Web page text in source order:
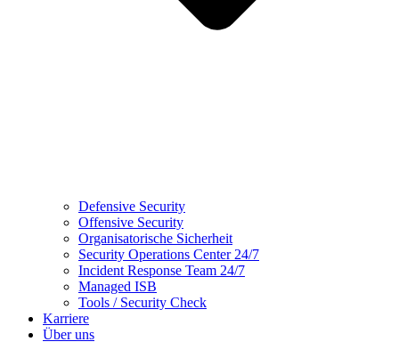
Defensive Security
Offensive Security
Organisatorische Sicherheit
Security Operations Center 24/7
Incident Response Team 24/7
Managed ISB
Tools / Security Check
Karriere
Über uns